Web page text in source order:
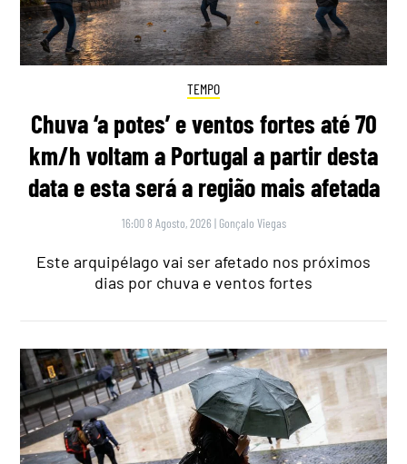
TEMPO
Chuva ‘a potes’ e ventos fortes até 70
km/h voltam a Portugal a partir desta
data e esta será a região mais afetada
16:00 8 Agosto, 2026 | Gonçalo Viegas
Este arquipélago vai ser afetado nos próximos
dias por chuva e ventos fortes